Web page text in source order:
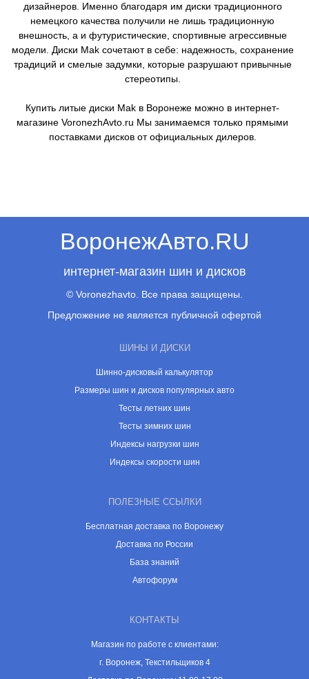
дизайнеров. Именно благодаря им диски традиционного
немецкого качества получили не лишь традиционную
внешность, а и футуристические, спортивные агрессивные
модели. Диски Mak сочетают в себе: надежность, сохранение
традиций и смелые задумки, которые разрушают привычные
стереотипы.
Купить литые диски Mak в Воронеже можно в интернет-
магазине VoronezhAvto.ru Мы занимаемся только прямыми
поставками дисков от официальных дилеров.
ВоронежАвто.RU
интернет-магазин шин и дисков
© Voronezhavto. Все права защищены.
Предложение не является публичной офертой
ШИНЫ И ДИСКИ
Шинно-дисковый калькулятор
Размеры шин и дисков популярных авто
Тесты летних шин
Тесты зимних шин
Индексы нагрузки шин
Индексы скорости шин
ПОЛЕЗНЫЕ ССЫЛКИ
Бесплатная доставка по Воронежу
Доставка по России
База знаний
Автофорум
КОНТАКТЫ
Магазин по работе с клиентами:
г. Воронеж, Текстильщиков 4